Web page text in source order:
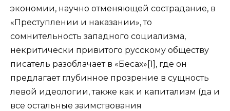
экономии, научно отменяющей сострадание, в
«Преступлении и наказании», то
сомнительность западного социализма,
некритически привитого русскому обществу
писатель разоблачает в «Бесах»[1], где он
предлагает глубинное прозрение в сущность
левой идеологии, также как и капитализм (да и
все остальные заимствования